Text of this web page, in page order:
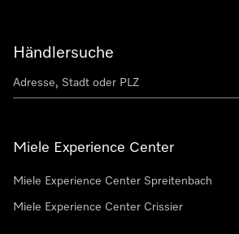
Händlersuche
Miele Experience Center
Miele Experience Center Spreitenbach
Miele Experience Center Crissier